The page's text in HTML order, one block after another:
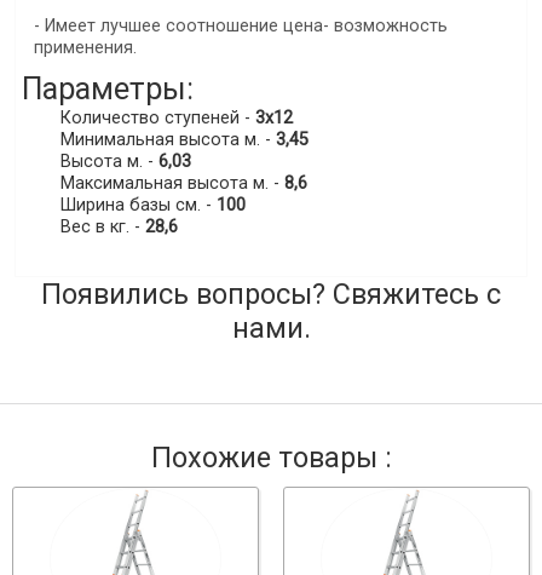
- Имеет лучшее соотношение цена- возможность
применения.
Параметры:
Количество ступеней - 3x12
Минимальная высота м. - 3,45
Высота м. - 6,03
Максимальная высота м. - 8,6
Ширина базы см. - 100
Вес в кг. - 28,6
Появились вопросы? Свяжитесь с
нами.
Похожие товары :